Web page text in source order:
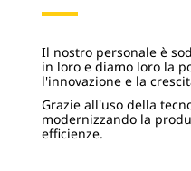
Il nostro personale è
in loro e diamo loro la
l'innovazione e la
Grazie all'uso della
modernizzando la
efficienze.